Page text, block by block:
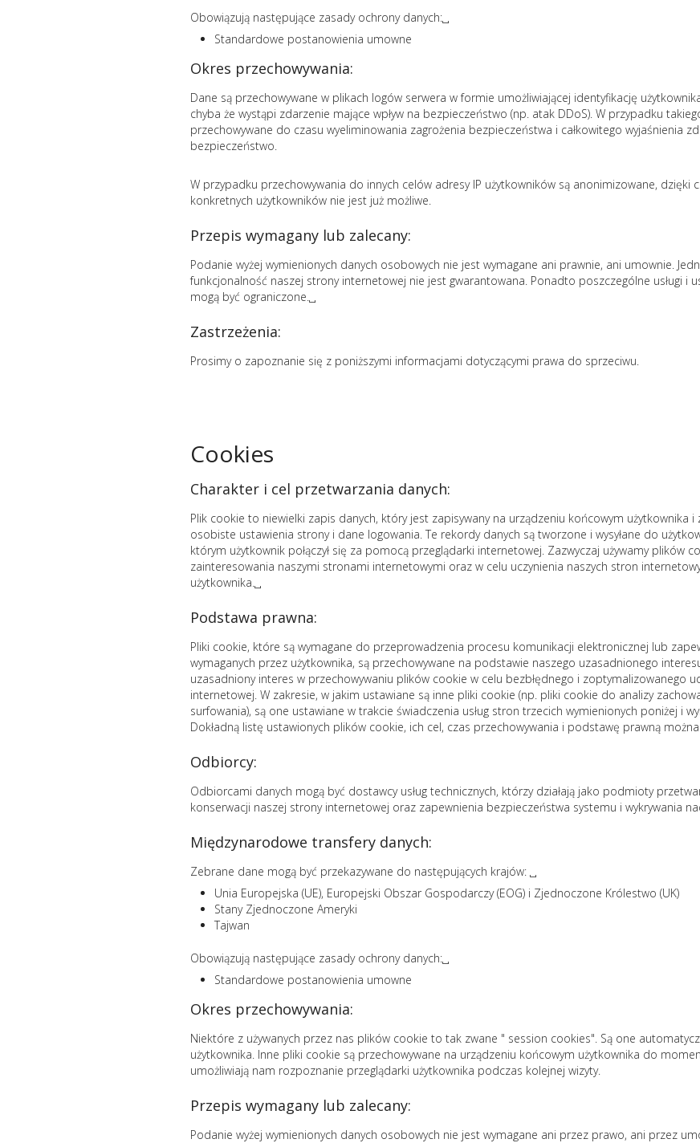
Obowiązują następujące zasady ochrony danych:␣
Standardowe postanowienia umowne
Okres przechowywania:
Dane są przechowywane w plikach logów serwera w formie umożliwiającej identyfikację
chyba że wystąpi zdarzenie mające wpływ na bezpieczeństwo (np. atak DDoS). W przypadku
przechowywane do czasu wyeliminowania zagrożenia bezpieczeństwa i całkowitego wyjaśnienia
bezpieczeństwo.
W przypadku przechowywania do innych celów adresy IP użytkowników są anonimizowane, dzięki
konkretnych użytkowników nie jest już możliwe.
Przepis wymagany lub zalecany:
Podanie wyżej wymienionych danych osobowych nie jest wymagane ani prawnie, ani umownie.
funkcjonalność naszej strony internetowej nie jest gwarantowana. Ponadto poszczególne usługi i
mogą być ograniczone.␣
Zastrzeżenia:
Prosimy o zapoznanie się z poniższymi informacjami dotyczącymi prawa do sprzeciwu.
Cookies
Charakter i cel przetwarzania danych:
Plik cookie to niewielki zapis danych, który jest zapisywany na urządzeniu końcowym użytkownika i
osobiste ustawienia strony i dane logowania. Te rekordy danych są tworzone i wysyłane do
którym użytkownik połączył się za pomocą przeglądarki internetowej. Zazwyczaj używamy plików
zainteresowania naszymi stronami internetowymi oraz w celu uczynienia naszych stron
użytkownika.␣
Podstawa prawna:
Pliki cookie, które są wymagane do przeprowadzenia procesu komunikacji elektronicznej lub
wymaganych przez użytkownika, są przechowywane na podstawie naszego uzasadnionego
uzasadniony interes w przechowywaniu plików cookie w celu bezbłędnego i zoptymalizowanego
internetowej. W zakresie, w jakim ustawiane są inne pliki cookie (np. pliki cookie do analizy
surfowania), są one ustawiane w trakcie świadczenia usług stron trzecich wymienionych poniżej i
Dokładną listę ustawionych plików cookie, ich cel, czas przechowywania i podstawę prawną
Odbiorcy:
Odbiorcami danych mogą być dostawcy usług technicznych, którzy działają jako podmioty
konserwacji naszej strony internetowej oraz zapewnienia bezpieczeństwa systemu i wykrywania
Międzynarodowe transfery danych:
Zebrane dane mogą być przekazywane do następujących krajów: ␣
Unia Europejska (UE), Europejski Obszar Gospodarczy (EOG) i Zjednoczone Królestwo (UK)
Stany Zjednoczone Ameryki
Tajwan
Obowiązują następujące zasady ochrony danych:␣
Standardowe postanowienia umowne
Okres przechowywania:
Niektóre z używanych przez nas plików cookie to tak zwane " session cookies". Są one
użytkownika. Inne pliki cookie są przechowywane na urządzeniu końcowym użytkownika do
umożliwiają nam rozpoznanie przeglądarki użytkownika podczas kolejnej wizyty.
Przepis wymagany lub zalecany:
Podanie wyżej wymienionych danych osobowych nie jest wymagane ani przez prawo, ani przez